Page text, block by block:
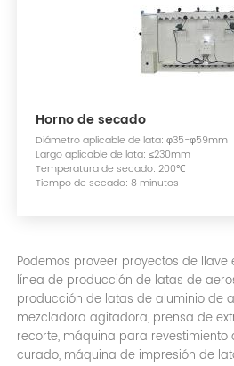
Horno de secado
Diámetro aplicable de lata: φ35-φ59mm
Largo aplicable de lata: ≤230mm
Temperatura de secado: 200℃
Tiempo de secado: 8 minutos
Podemos proveer proyectos de
línea de producción de latas de
producción de latas de aluminio de
mezcladora agitadora, prensa de
recorte, máquina para revestimiento
curado, máquina de impresión de